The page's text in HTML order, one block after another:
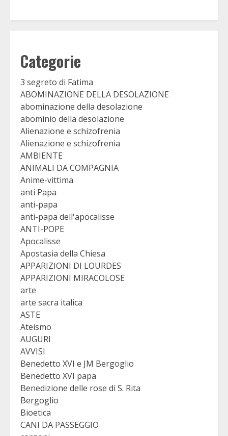
Categorie
3 segreto di Fatima
ABOMINAZIONE DELLA DESOLAZIONE
abominazione della desolazione
abominio della desolazione
Alienazione e schizofrenia
Alienazione e schizofrenia
AMBIENTE
ANIMALI DA COMPAGNIA
Anime-vittima
anti Papa
anti-papa
anti-papa dell'apocalisse
ANTI-POPE
Apocalisse
Apostasia della Chiesa
APPARIZIONI DI LOURDES
APPARIZIONI MIRACOLOSE
arte
arte sacra italica
ASTE
Ateismo
AUGURI
AVVISI
Benedetto XVI e JM Bergoglio
Benedetto XVI papa
Benedizione delle rose di S. Rita
Bergoglio
Bioetica
CANI DA PASSEGGIO